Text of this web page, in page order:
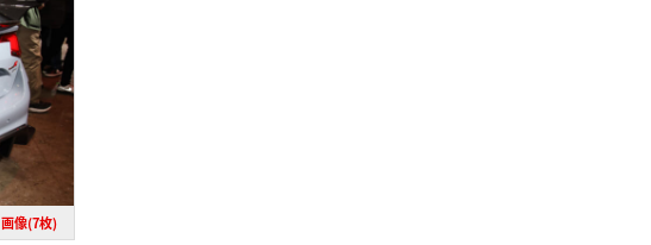
画像(7枚)